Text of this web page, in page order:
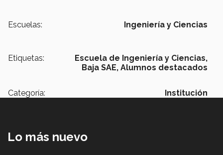
Escuelas: Ingeniería y Ciencias
Etiquetas:
Escuela de Ingeniería y Ciencias,
Baja SAE, Alumnos destacados
Categoría: Institución
Lo más nuevo